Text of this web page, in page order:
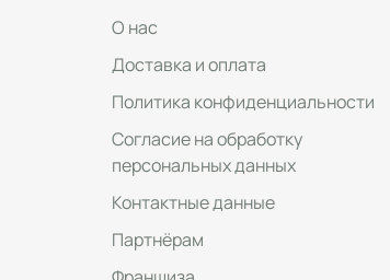
О нас
Доставка и оплата
Политика конфиденциальности
Согласие на обработку
персональных данных
Контактные данные
Партнёрам